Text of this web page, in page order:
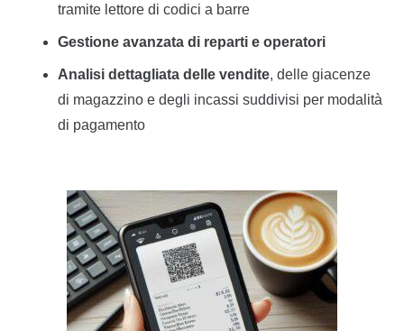
tramite lettore di codici a barre
Gestione avanzata di reparti e operatori
Analisi dettagliata delle vendite, delle giacenze
di magazzino e degli incassi suddivisi per modalità
di pagamento